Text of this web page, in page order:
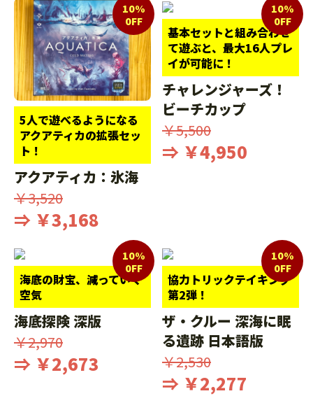
5人で遊べるようになる
アクアティカの拡張セッ
ト！
10%
0FF
アクアティカ：氷海
￥3,520
⇒ ￥3,168
基本セットと組み合わせ
て遊ぶと、最大16人プレ
イが可能に！
10%
0FF
チャレンジャーズ！
ビーチカップ
￥5,500
⇒ ￥4,950
海底の財宝、減っていく
空気
10%
0FF
海底探険 深版
￥2,970
⇒ ￥2,673
協力トリックテイキング
第2弾！
10%
0FF
ザ・クルー 深海に眠
る遺跡 日本語版
￥2,530
⇒ ￥2,277